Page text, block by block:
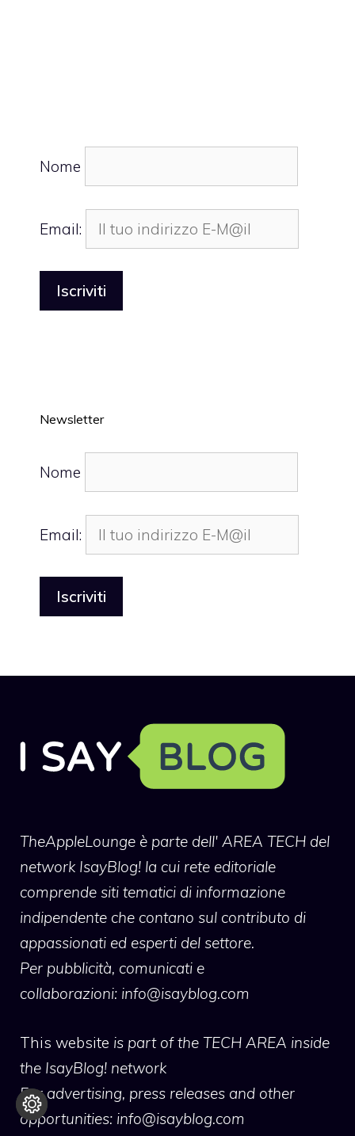
Nome
Email:
Newsletter
Nome
Email:
TheAppleLounge è parte dell' AREA TECH del
network IsayBlog! la cui rete editoriale
comprende siti tematici di informazione
indipendente che contano sul contributo di
appassionati ed esperti del settore.
Per pubblicità, comunicati e
collaborazioni: info@isayblog.com
This website is part of the TECH AREA inside
the IsayBlog! network
For advertising, press releases and other
opportunities: info@isayblog.com